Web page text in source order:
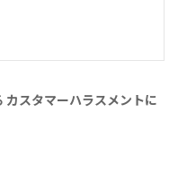
カスタマーハラスメントに